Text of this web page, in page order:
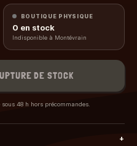
BOUTIQUE PHYSIQUE
0 en stock
Indisponible à Montévrain
DE STOCK
48 h hors précommandes.
+